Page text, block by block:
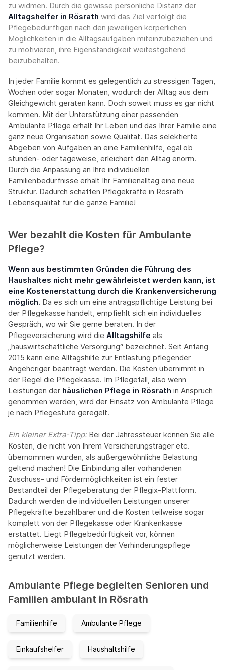
zu widmen. Durch die gewisse persönliche Distanz der
Alltagshelfer in Rösrath wird das Ziel verfolgt die
Pflegebedürftigen nach den jeweiligen körperlichen
Möglichkeiten in die Alltagsaufgaben miteinzubeziehen und
zu motivieren, ihre Eigenständigkeit weitestgehend
beizubehalten.
In jeder Familie kommt es gelegentlich zu stressigen Tagen,
Wochen oder sogar Monaten, wodurch der Alltag aus dem
Gleichgewicht geraten kann. Doch soweit muss es gar nicht
kommen. Mit der Unterstützung einer passenden
Ambulante Pflege erhält Ihr Leben und das Ihrer Familie eine
ganz neue Organisation sowie Qualität. Das selektierte
Abgeben von Aufgaben an eine Familienhilfe, egal ob
stunden- oder tageweise, erleichert den Alltag enorm.
Durch die Anpassung an Ihre individuellen
Familienbedürfnisse erhält Ihr Familienalltag eine neue
Struktur. Dadurch schaffen Pflegekräfte in Rösrath
Lebensqualität für die ganze Familie!
Wer bezahlt die Kosten für Ambulante
Pflege?
Wenn aus bestimmten Gründen die Führung des
Haushaltes nicht mehr gewährleistet werden kann, ist
eine Kostenerstattung durch die Krankenversicherung
möglich. Da es sich um eine antragspflichtige Leistung bei
der Pflegekasse handelt, empfiehlt sich ein individuelles
Gespräch, wo wir Sie gerne beraten. In der
Pflegeversicherung wird die Alltagshilfe als
„hauswirtschaftliche Versorgung“ bezeichnet. Seit Anfang
2015 kann eine Alltagshilfe zur Entlastung pflegender
Angehöriger beantragt werden. Die Kosten übernimmt in
der Regel die Pflegekasse. Im Pflegefall, also wenn
Leistungen der häuslichen Pflege in Rösrath in Anspruch
genommen werden, wird der Einsatz von Ambulante Pflege
je nach Pflegestufe geregelt.
Ein kleiner Extra-Tipp:‍ Bei der Jahressteuer können Sie alle
Kosten, die nicht von Ihrem Versicherungsträger etc.
übernommen wurden, als außergewöhnliche Belastung
geltend machen! Die Einbindung aller vorhandenen
Zuschuss- und Fördermöglichkeiten ist ein fester
Bestandteil der Pflegeberatung der Pflegix-Plattform.
Dadurch werden die individuellen Leistungen unserer
Pflegekräfte bezahlbarer und die Kosten teilweise sogar
komplett von der Pflegekasse oder Krankenkasse
erstattet. Liegt Pflegebedürftigkeit vor, können
möglicherweise Leistungen der Verhinderungspflege
genutzt werden.
Ambulante Pflege begleiten Senioren und
Familien ambulant in Rösrath
Familienhilfe Ambulante Pflege
Einkaufshelfer Haushaltshilfe